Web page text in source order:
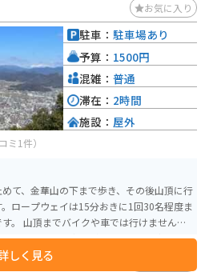
お気に入り
ミ1件）
て、金華山の下まで歩き、その後山頂に行
ロープウェイは15分おきに1回30名程度ま
せん。
たのちに、岐阜城があります。岐阜城の
美、岐阜市の街並みが一望できます。
しく見る
駐車： 駐車場あり
予算： 1500円
混雑： 普通
滞在： 2時間
施設： 屋外